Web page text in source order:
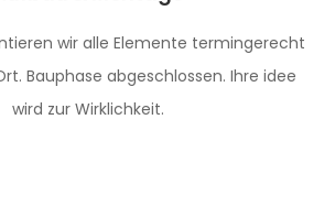
wir alle Elemente termingerecht
Bauphase abgeschlossen. Ihre idee
wird zur Wirklichkeit.